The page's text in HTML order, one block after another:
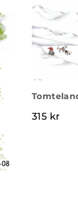
315 kr